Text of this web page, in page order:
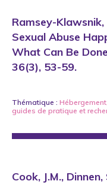
Ramsey-
Sexual Abuse
What Can Be
36(3), 53-59.
Thématique : Hébergement,
guides de pratique et
Cook, J.M., Dinnen,